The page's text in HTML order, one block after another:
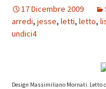
17 Dicembre 2009
arredi, jesse, letti, letto,
undici4
Design Massimiliano Mornati. Letto